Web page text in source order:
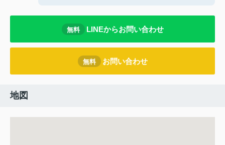
無料 LINEからお問い合わせ
無料 お問い合わせ
地図